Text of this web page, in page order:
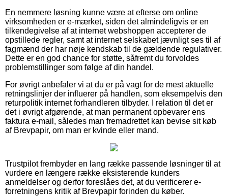
En nemmere løsning kunne være at efterse om online
virksomheden er e-mærket, siden det almindeligvis er en
tilkendegivelse af at internet webshoppen accepterer de
opstillede regler, samt at internet selskabet jævnligt ses til af
fagmænd der har nøje kendskab til de gældende regulativer.
Dette er en god chance for støtte, såfremt du forvoldes
problemstillinger som følge af din handel.
For øvrigt anbefaler vi at du er på vagt for de mest aktuelle
retningslinjer der influerer på handlen, som eksempelvis den
returpolitik internet forhandleren tilbyder. I relation til det er
det i øvrigt afgørende, at man permanent opbevarer ens
faktura e-mail, således man fremadrettet kan bevise sit køb
af Brevpapir, om man er kvinde eller mand.
Trustpilot frembyder en lang række passende løsninger til at
vurdere en længere række eksisterende kunders
anmeldelser og derfor foreslåes det, at du verificerer e-
forretningens kritik af Brevpapir forinden du køber.